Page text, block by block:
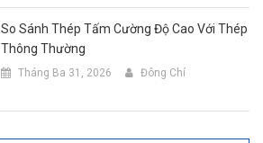
So Sánh Thép Tấm Cường Độ Cao Với Thép
Thông Thường
Tháng Ba 31, 2026 Đông Chí